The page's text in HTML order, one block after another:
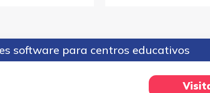
software para centros educativos